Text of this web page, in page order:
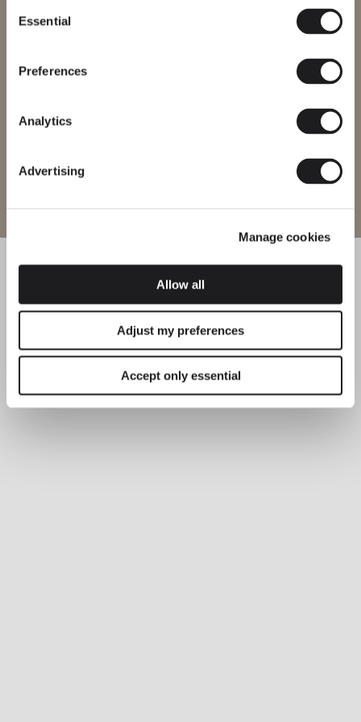
Selection
Essential
Preferences
Analytics
Advertising
Manage cookies
Allow all
Adjust my preferences
Accept only essential
Veuillez sélectionner le site web correspondant à votre région afin
certifications de sécurité locales. Notez que certains produits
peuvent ne pas être disponibles dans toutes les régions.